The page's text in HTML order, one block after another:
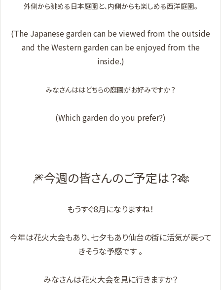
外側から眺める日本庭園と、内側からも楽しめる西洋庭園。
(The Japanese garden can be viewed from the outside
and the Western garden can be enjoyed from the
inside.)
みなさんははどちらの庭園がお好みですか？
(Which garden do you prefer?)
🎆今週の皆さんのご予定は？🎋
もうすぐ8月になりますね！
今年は花火大会もあり、七夕もあり仙台の街に活気が戻って
きそうな予感です 。
みなさんは花火大会を見に行きますか？